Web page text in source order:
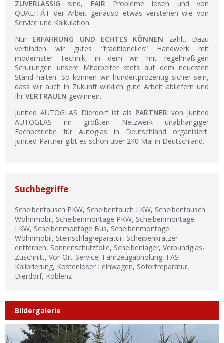
ZUVERLÄSSIG sind, FAIRProbleme lösen und von
QUALITÄT der Arbeit genauso etwas verstehen wie von
Service und Kalkulation.
Nur ERFAHRUNG UND ECHTES KÖNNEN zählt. Dazu
verbinden wir gutes “traditionelles” Handwerk mit
modernster Technik, in dem wir mit regelmäßigen
Schulungen unsere Mitarbeiter stets auf dem neuesten
Stand halten. So können wir hundertprozentig sicher sein,
dass wir auch in Zukunft wirklich gute Arbeit abliefern und
Ihr VERTRAUEN gewinnen.
junited AUTOGLAS Dierdorf ist als PARTNER von junited
AUTOGLAS im größten Netzwerk unabhängiger
Fachbetriebe für Autoglas in Deutschland organisiert.
junited-Partner gibt es schon über 240 Mal in Deutschland.
Suchbegriffe
Scheibentausch PKW, Scheibentauch LKW, Scheibentausch
Wohnmobil, Scheibenmontage PKW, Scheibenmontage
LKW, Scheibenmontage Bus, Scheibenmontage
Wohnmobil, Steinschlagreparatur, Scheibenkratzer
entfernen, Sonnenschutzfolie, Scheibenlager, Verbundglas-
Zuschnitt, Vor-Ort-Service, Fahrzeugabholung, FAS
Kalibrierung, Kostenloser Leihwagen, Sofortreparatur,
Dierdorf, Koblenz
Bildergalerie